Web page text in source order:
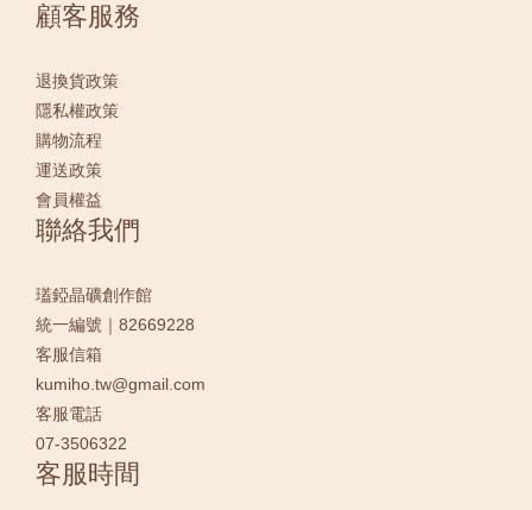
顧客服務
退換貨政策
隱私權政策
購物流程
運送政策
會員權益
聯絡我們
瓂錏晶礦創作館
統一編號｜82669228
客服信箱
kumiho.tw@gmail.com
客服電話
07-3506322
客服時間